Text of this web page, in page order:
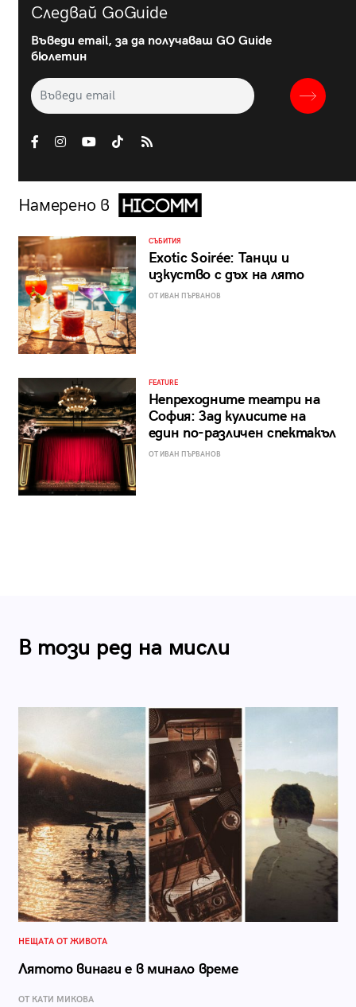
Следвай GoGuide
Въведи email, за да получаваш GO Guide
бюлетин
Намерено в
СЪБИТИЯ
Exotic Soirée: Танци и
изкуство с дъх на лято
ОТ ИВАН ПЪРВАНОВ
FEATURE
Непреходните театри на
София: Зад кулисите на
един по-различен спектакъл
ОТ ИВАН ПЪРВАНОВ
В този ред на мисли
НЕЩАТА ОТ ЖИВОТА
Лятото винаги е в минало време
ОТ КАТИ МИКОВА